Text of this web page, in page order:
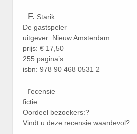
F. Starik
De gastspeler
uitgever: Nieuw Amsterdam
prijs: € 17,50
255 pagina’s
isbn: 978 90 468 0531 2
recensie
fictie
Oordeel bezoekers:?
Vindt u deze recensie waardevol?